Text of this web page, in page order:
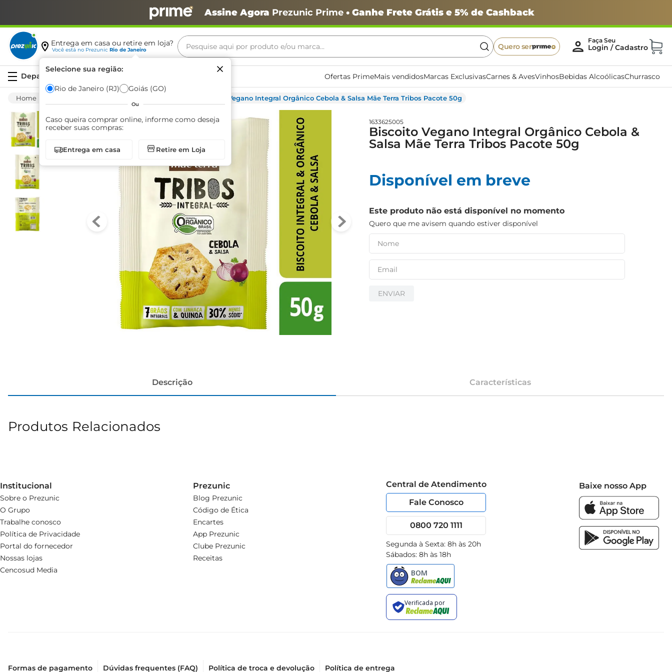
Assine Agora Prezunic Prime• Ganhe Frete Grátis e 5% de Cashback
Entrega em casa ou retire em loja?
Você está no Prezunic Rio de Janeiro
Selecione sua região:
Rio de Janeiro (RJ) Goiás (GO)
Ou
Caso queira comprar online, informe como deseja
receber suas compras:
Entrega em casa Retire em Loja
Pesquise aqui por produto e/ou marca...
Quero ser
Ofertas PrimeMais vendidosMarcas ExclusivasCarnes & AvesVinhosBebidas AlcoólicasChurrasco
Biscoito Vegano Integral Orgânico Cebola & Salsa Mãe Terra Tribos Pacote 50g
1633625005
Biscoito Vegano Integral Orgânico Cebola &
Salsa Mãe Terra Tribos Pacote 50g
Disponível em breve
Este produto não está disponível no momento
Quero que me avisem quando estiver disponível
ENVIAR
Descrição Características
Produtos Relacionados
Institucional
Sobre o Prezunic
O Grupo
Trabalhe conosco
Política de Privacidade
Portal do fornecedor
Nossas lojas
Cencosud Media
Prezunic
Blog Prezunic
Código de Ética
Encartes
App Prezunic
Clube Prezunic
Receitas
Central de Atendimento
Fale Conosco
0800 720 1111
Segunda à Sexta: 8h às 20h
Sábados: 8h às 18h
Baixe nosso App
Formas de pagamento Dúvidas frequentes (FAQ) Política de troca e devolução Política de entrega
Termos mais buscados
café
azeite
biscoito
arroz
iogurte
papel higiênico
cerveja